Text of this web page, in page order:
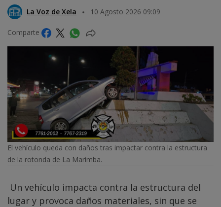
La Voz de Xela 10 Agosto 2026 09:09
Comparte
El vehículo queda con daños tras impactar contra la estructura
de la rotonda de La Marimba.
Un vehículo impacta contra la estructura del
lugar y provoca daños materiales, sin que se